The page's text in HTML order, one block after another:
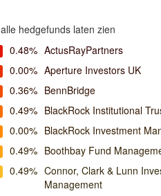
alle hedgefunds laten zien
0.48% ActusRayPartners
0.00% Aperture Investors UK
0.36% BennBridge
0.49% BlackRock Institutional
0.00% BlackRock Investment
0.49% Boothbay Fund
0.49% Connor, Clark & Lunn
Management